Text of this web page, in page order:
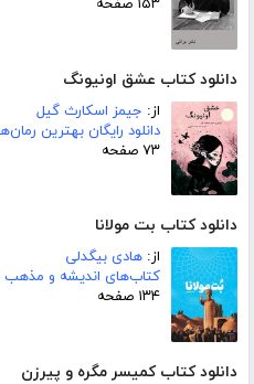
۱۵۳ صفحه
دانلود کتاب عشق اونیونگ
از: جیمز اسکارث گیل
دانلود رایگان بهترین
۷۳ صفحه
دانلود کتاب بت مولانا
از: هادی بیگدلی
کتاب‌های اندیشه و مذهب
۱۳۴ صفحه
دانلود کتاب کمیسر مگره و پیرزن